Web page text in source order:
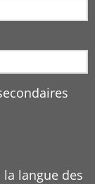
langue des